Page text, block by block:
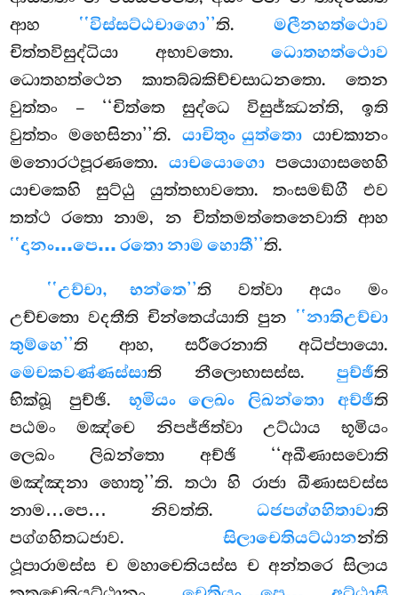
ආහ ‘‘විස්සට්ඨචාගො’’ති. මලීනහත්ථොව
චිත්තවිසුද්ධියා අභාවතො. ධොතහත්ථොව
ධොතහත්ථෙන කාතබ්බකිච්චසාධනතො. තෙන
වුත්තං – ‘‘චිත්තෙ සුද්ධෙ විසුජ්ඣන්ති, ඉති
වුත්තං මහෙසිනා’’ති. යාචිතුං යුත්තොයාචකානං
මනොරථපූරණතො. යාචයොගො පයොගාසහෙහි
යාචකෙහි සුට්ඨු යුත්තභාවතො. තංසමඞ්ගී එව
තත්ථ රතො නාම, න චිත්තමත්තෙනෙවාති ආහ
‘‘දානං…පෙ… රතො නාම හොතී’’ති.
‘‘උච්චා, භන්තෙ’’ති වත්වා අයං මං
උච්චතො වදතීති චින්තෙය්යාති පුන ‘‘නාතිඋච්චා
තුම්හෙ’’ති ආහ, සරීරෙනාති අධිප්පායො.
මෙචකවණ්ණස්සාති නීලොභාසස්ස. පුච්ඡීති
භික්ඛූ පුච්ඡි. භූමියං ලෙඛං ලිඛන්තො අච්ඡීති
පඨමංමඤ්චෙ නිපජ්ජිත්වා උට්ඨාය භූමියං
ලෙඛං ලිඛන්තො අච්ඡි ‘‘අඛීණාසවොති
මඤ්ඤනා හොතූ’’ති. තථා හි රාජා ඛීණාසවස්ස
නාම…පෙ… නිවත්ති. ධජපග්ගහිතාවාති
පග්ගහිතධජාව. සිලාචෙතියට්ඨානන්ති
ථූපාරාමස්ස ච මහාචෙතියස්ස ච අන්තරෙ සිලාය